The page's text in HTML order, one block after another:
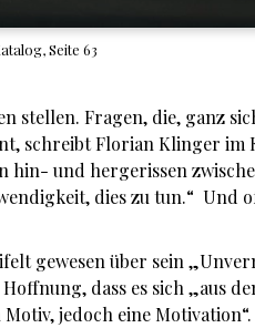
Seite 63
stellen. Fragen, die, ganz
schreibt Florian Klinger im
hin- und hergerissen
dies zu tun.“ Und
gewesen über sein
dass es sich „aus
jedoch eine